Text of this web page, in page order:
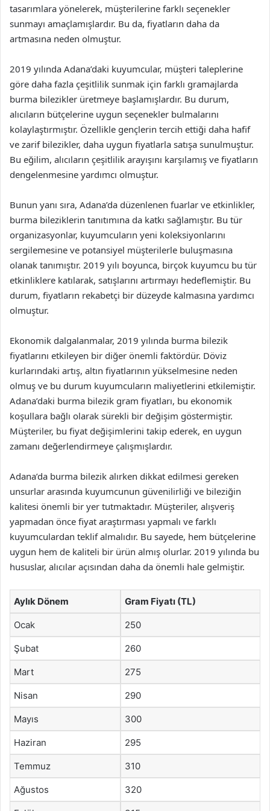
tasarımlara yönelerek, müşterilerine farklı seçenekler
sunmayı amaçlamışlardır. Bu da, fiyatların daha da
artmasına neden olmuştur.
2019 yılında Adana’daki kuyumcular, müşteri taleplerine
göre daha fazla çeşitlilik sunmak için farklı gramajlarda
burma bilezikler üretmeye başlamışlardır. Bu durum,
alıcıların bütçelerine uygun seçenekler bulmalarını
kolaylaştırmıştır. Özellikle gençlerin tercih ettiği daha hafif
ve zarif bilezikler, daha uygun fiyatlarla satışa sunulmuştur.
Bu eğilim, alıcıların çeşitlilik arayışını karşılamış ve fiyatların
dengelenmesine yardımcı olmuştur.
Bunun yanı sıra, Adana’da düzenlenen fuarlar ve etkinlikler,
burma bileziklerin tanıtımına da katkı sağlamıştır. Bu tür
organizasyonlar, kuyumcuların yeni koleksiyonlarını
sergilemesine ve potansiyel müşterilerle buluşmasına
olanak tanımıştır. 2019 yılı boyunca, birçok kuyumcu bu tür
etkinliklere katılarak, satışlarını artırmayı hedeflemiştir. Bu
durum, fiyatların rekabetçi bir düzeyde kalmasına yardımcı
olmuştur.
Ekonomik dalgalanmalar, 2019 yılında burma bilezik
fiyatlarını etkileyen bir diğer önemli faktördür. Döviz
kurlarındaki artış, altın fiyatlarının yükselmesine neden
olmuş ve bu durum kuyumcuların maliyetlerini etkilemiştir.
Adana’daki burma bilezik gram fiyatları, bu ekonomik
koşullara bağlı olarak sürekli bir değişim göstermiştir.
Müşteriler, bu fiyat değişimlerini takip ederek, en uygun
zamanı değerlendirmeye çalışmışlardır.
Adana’da burma bilezik alırken dikkat edilmesi gereken
unsurlar arasında kuyumcunun güvenilirliği ve bileziğin
kalitesi önemli bir yer tutmaktadır. Müşteriler, alışveriş
yapmadan önce fiyat araştırması yapmalı ve farklı
kuyumculardan teklif almalıdır. Bu sayede, hem bütçelerine
uygun hem de kaliteli bir ürün almış olurlar. 2019 yılında bu
hususlar, alıcılar açısından daha da önemli hale gelmiştir.
Aylık Dönem Gram Fiyatı (TL)
Ocak 250
Şubat 260
Mart 275
Nisan 290
Mayıs 300
Haziran 295
Temmuz 310
Ağustos 320